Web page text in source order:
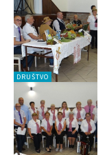
DRUŠTVO